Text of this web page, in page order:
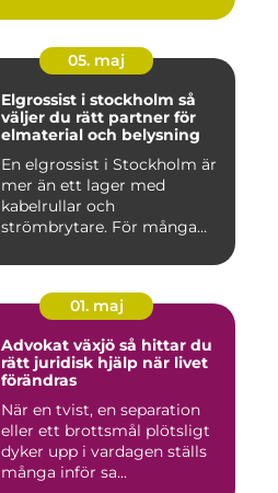
05. maj
Elgrossist i stockholm så
väljer du rätt partner för
elmaterial och belysning
En elgrossist i Stockholm är
mer än ett lager med
kabelrullar och
strömbrytare. För många
01. maj
Advokat växjö så hittar du
rätt juridisk hjälp när livet
förändras
När en tvist, en separation
eller ett brottsmål plötsligt
dyker upp i vardagen ställs
många inför sa...